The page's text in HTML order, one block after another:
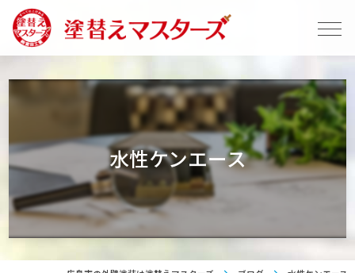
水性ケンエース